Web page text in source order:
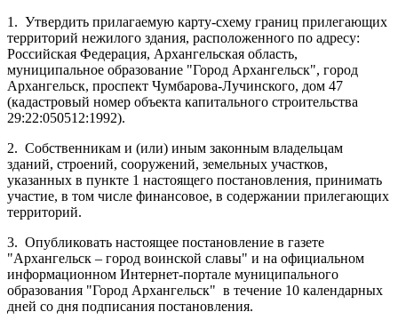
1. Утвердить прилагаемую карту-схему границ прилегающих
территорий нежилого здания, расположенного по адресу:
Российская Федерация, Архангельская область,
муниципальное образование "Город Архангельск", город
Архангельск, проспект Чумбарова-Лучинского, дом 47
(кадастровый номер объекта капитального строительства
29:22:050512:1992).
2. Собственникам и (или) иным законным владельцам
зданий, строений, сооружений, земельных участков,
указанных в пункте 1 настоящего постановления, принимать
участие, в том числе финансовое, в содержании прилегающих
территорий.
3. Опубликовать настоящее постановление в газете
"Архангельск – город воинской славы" и на официальном
информационном Интернет-портале муниципального
образования "Город Архангельск" в течение 10 календарных
дней со дня подписания постановления.